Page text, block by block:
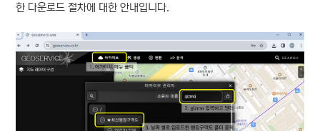
한 다운로드 절차에 대한 안내입니다.